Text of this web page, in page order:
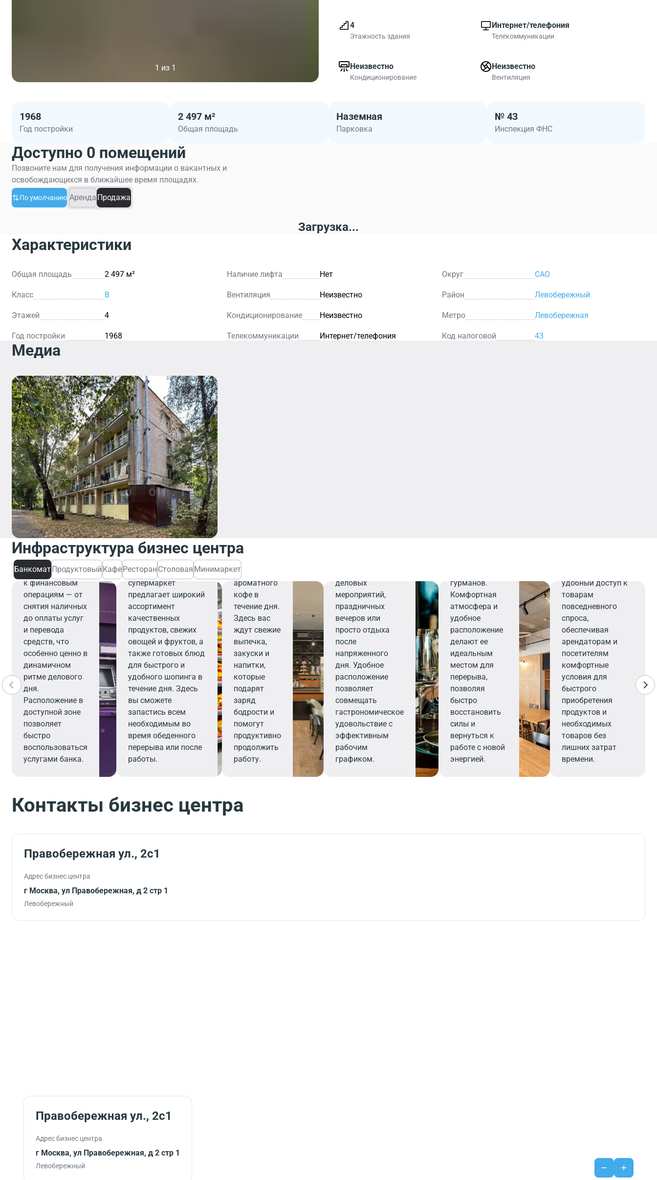
1 из 1
4
Этажность здания
Интернет/телефония
Телекоммуникации
Неизвестно
Кондиционирование
Неизвестно
Вентиляция
1968
Год постройки
2 497 м²
Общая площадь
Наземная
Парковка
№ 43
Инспекция ФНС
Доступно 0 помещений
Позвоните нам для получения информации о вакантных и
освобождающихся в ближайшее время площадях.
По умолчанию Аренда Продажа
Загрузка...
Характеристики
Общая площадь 2 497 м² Наличие лифта Нет Округ САО
Класс B Вентиляция Неизвестно Район Левобережный
Этажей 4 Кондиционирование Неизвестно Метро Левобережная
Год постройки 1968 Телекоммуникации Интернет/телефония Код налоговой 43
Медиа
Инфраструктура бизнес центра
БанкоматПродуктовый КафеРесторан Столовая Минимаркет
Банкомат
Банкомат
обеспечивает
быстрый и
удобный доступ
к финансовым
операциям — от
снятия наличных
до оплаты услуг
и перевода
средств, что
особенно ценно в
динамичном
ритме делового
дня.
Расположение в
доступной зоне
позволяет
быстро
воспользоваться
услугами банка.
Продуктовый
Современный
супермаркет
предлагает широкий
ассортимент
качественных
продуктов, свежих
овощей и фруктов, а
также готовых блюд
для быстрого и
удобного шопинга в
течение дня. Здесь
вы сможете
запастись всем
необходимым во
время обеденного
перерыва или после
работы.
встречи или
перерыва на
чашечку
ароматного
кофе в
течение дня.
Здесь вас
ждут свежие
выпечка,
закуски и
напитки,
которые
подарят
заряд
бодрости и
помогут
продуктивно
продолжить
работу.
деловых
мероприятий,
праздничных
вечеров или
просто отдыха
после
напряженного
дня. Удобное
расположение
позволяет
совмещать
гастрономическое
удовольствие с
эффективным
рабочим
графиком.
гурманов.
Комфортная
атмосфера и
удобное
расположение
делают ее
идеальным
местом для
перерыва,
позволяя
быстро
восстановить
силы и
вернуться к
работе с новой
энергией.
удобный доступ к
товарам
повседневного
спроса,
обеспечивая
арендаторам и
посетителям
комфортные
условия для
быстрого
приобретения
продуктов и
необходимых
товаров без
лишних затрат
времени.
Контакты бизнес центра
Правобережная ул., 2с1
Адрес бизнес центра
г Москва, ул Правобережная, д 2 стр 1
Левобережный
Правобережная ул., 2с1
Адрес бизнес центра
г Москва, ул Правобережная, д 2 стр 1
Левобережный